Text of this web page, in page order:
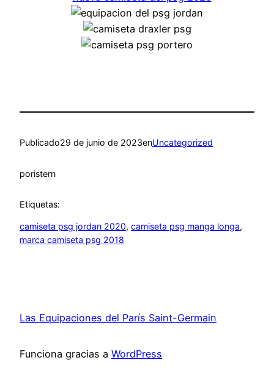
Publicado29 de junio de 2023enUncategorized
poristern
Etiquetas:
camiseta psg jordan 2020, camiseta psg manga longa
marca camiseta psg 2018
Las Equipaciones del París Saint-Germain
Funciona gracias a WordPress